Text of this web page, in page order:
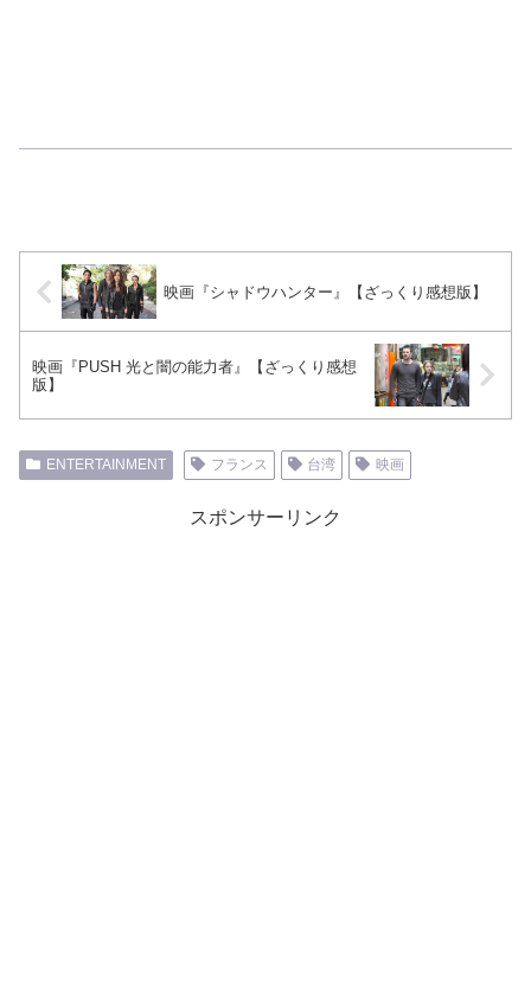
映画『シャドウハンター』【ざっくり感想版】
映画『PUSH 光と闇の能力者』【ざっくり感想
版】
ENTERTAINMENT フランス 台湾 映画
スポンサーリンク